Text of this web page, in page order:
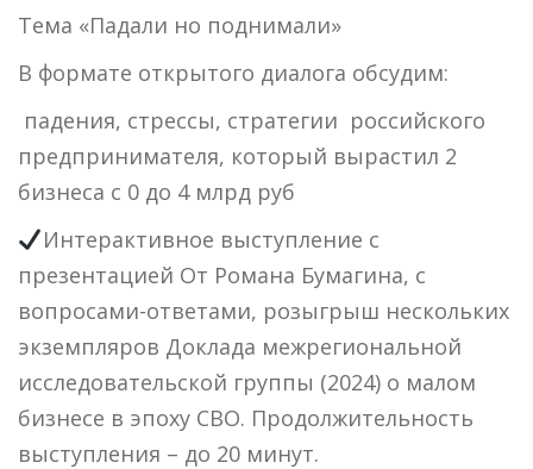
Тема «Падали но поднимали»
В формате открытого диалога обсудим:
падения, стрессы, стратегии российского
предпринимателя, который вырастил 2
бизнеса с 0 до 4 млрд руб
Интерактивное выступление с
презентацией От Романа Бумагина, с
вопросами-ответами, розыгрыш нескольких
экземпляров Доклада межрегиональной
исследовательской группы (2024) о малом
бизнесе в эпоху СВО. Продолжительность
выступления – до 20 минут.